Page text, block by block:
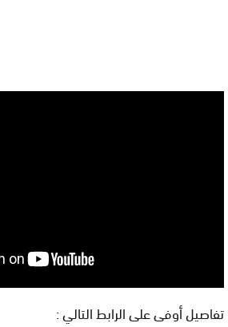
تفاصيل أوفى على الرابط التالي :